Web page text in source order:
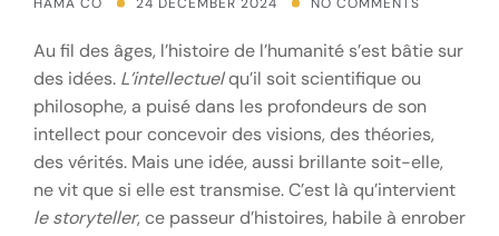
Au fil des âges, l’histoire de l’humanité s’est bâtie sur
des idées. L’intellectuelqu’il soit scientifique ou
philosophe, a puisé dans les profondeurs de son
intellect pour concevoir des visions, des théories,
des vérités. Mais une idée, aussi brillante soit-elle,
ne vit que si elle est transmise. C’est là qu’intervient
le storyteller, ce passeur d’histoires, habile à enrober